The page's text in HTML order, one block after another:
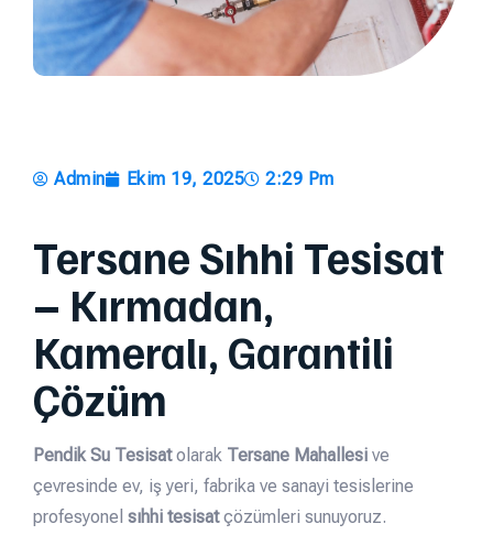
Admin Ekim 19, 2025 2:29 Pm
Tersane Sıhhi Tesisat
– Kırmadan,
Kameralı, Garantili
Çözüm
Pendik Su Tesisatolarak Tersane Mahallesi ve
çevresinde ev, iş yeri, fabrika ve sanayi tesislerine
profesyonel sıhhi tesisatçözümleri sunuyoruz.